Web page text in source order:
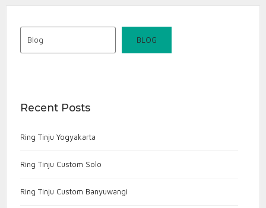
BLOG
Recent Posts
Ring Tinju Yogyakarta
Ring Tinju Custom Solo
Ring Tinju Custom Banyuwangi